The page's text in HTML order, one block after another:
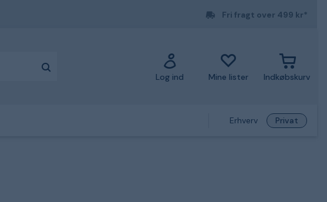
Fri fragt over 499 kr*
Log ind Mine lister Indkøbskurv
Erhverv Privat